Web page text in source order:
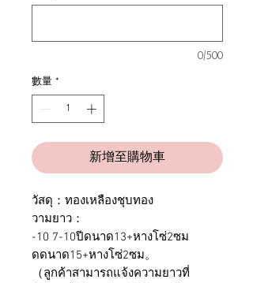
0/500
數量 *
新增至購物車
วัสดุ：ทองเหลืองชุบทอง
วามยาว：
-10 7-10ปีดนาด13+หางโซ่2ซม
ดดนาด15+หางโซ่2ซม。
（ลูกค้าสามารถแจ้งความยาวที่